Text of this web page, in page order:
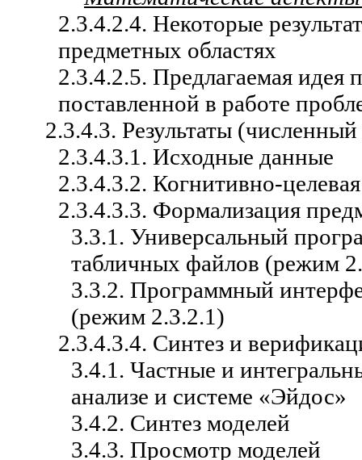
2.3.4.2.4. Некоторые
предметных областях
2.3.4.2.5. Предлагаемая
поставленной в работе
2.3.4.3. Результаты
2.3.4.3.1. Исходные данные
2.3.4.3.2. Когнитивно-
2.3.4.3.3. Формализация
3.3.1. Универсальный
табличных файлов (режим
3.3.2. Программный
(режим 2.3.2.1)
2.3.4.3.4. Синтез и
3.4.1. Частные и
анализе и системе «Эйдос»
3.4.2. Синтез моделей
3.4.3. Просмотр моделей